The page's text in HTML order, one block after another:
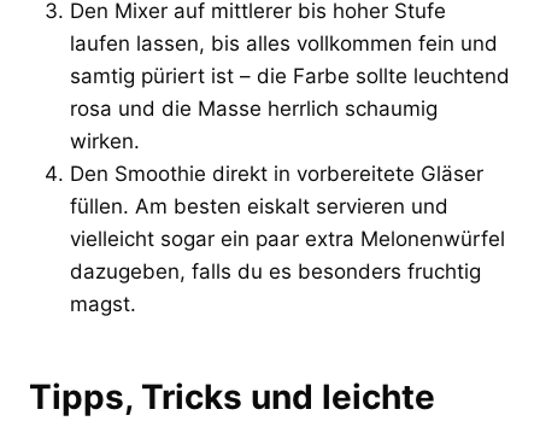
Den Mixer auf mittlerer bis hoher Stufe
laufen lassen, bis alles vollkommen fein und
samtig püriert ist – die Farbe sollte leuchtend
rosa und die Masse herrlich schaumig
wirken.
Den Smoothie direkt in vorbereitete Gläser
füllen. Am besten eiskalt servieren und
vielleicht sogar ein paar extra Melonenwürfel
dazugeben, falls du es besonders fruchtig
magst.
Tipps, Tricks und leichte